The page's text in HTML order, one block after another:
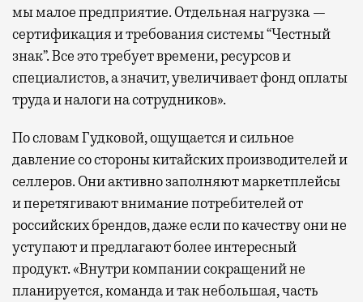
мы малое предприятие. Отдельная нагрузка —
сертификация и требования системы “Честный
знак”. Все это требует времени, ресурсов и
специалистов, а значит, увеличивает фонд оплаты
труда и налоги на сотрудников».
По словам Гудковой, ощущается и сильное
давление со стороны китайских производителей и
селлеров. Они активно заполняют маркетплейсы
и перетягивают внимание потребителей от
российских брендов, даже если по качеству они не
уступают и предлагают более интересный
продукт. «Внутри компании сокращений не
планируется, команда и так небольшая, часть